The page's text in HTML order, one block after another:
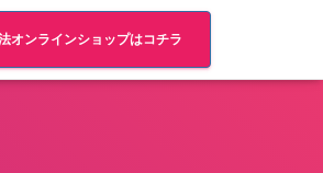
オンラインショップはコチラ